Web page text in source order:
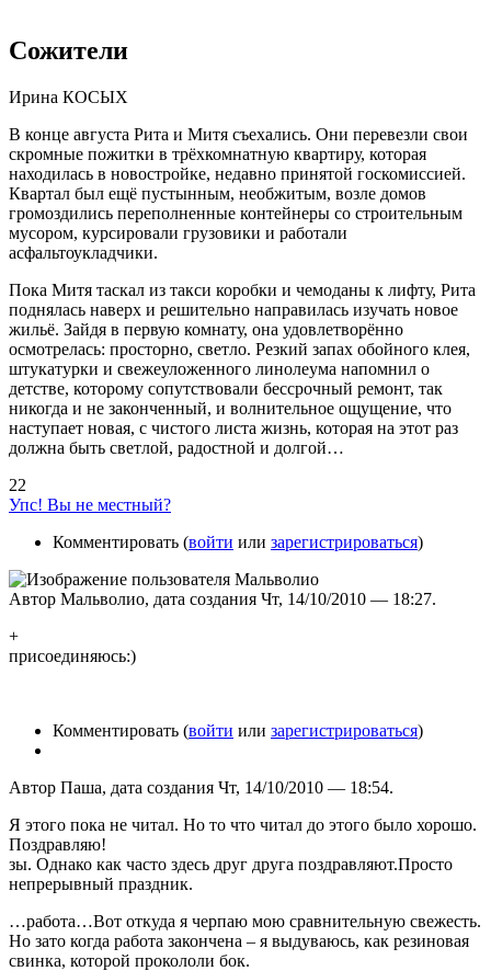
Сожители
Ирина КОСЫХ
В конце августа Рита и Митя съехались. Они перевезли свои
скромные пожитки в трёхкомнатную квартиру, которая
находилась в новостройке, недавно принятой госкомиссией.
Квартал был ещё пустынным, необжитым, возле домов
громоздились переполненные контейнеры со строительным
мусором, курсировали грузовики и работали
асфальтоукладчики.
Пока Митя таскал из такси коробки и чемоданы к лифту, Рита
поднялась наверх и решительно направилась изучать новое
жильё. Зайдя в первую комнату, она удовлетворённо
осмотрелась: просторно, светло. Резкий запах обойного клея,
штукатурки и свежеуложенного линолеума напомнил о
детстве, которому сопутствовали бессрочный ремонт, так
никогда и не законченный, и волнительное ощущение, что
наступает новая, с чистого листа жизнь, которая на этот раз
должна быть светлой, радостной и долгой…
22
Упс! Вы не местный?
Комментировать (войти или зарегистрироваться)
Автор Мальволио, дата создания Чт, 14/10/2010 — 18:27.
+
присоединяюсь:)
Комментировать (войти или зарегистрироваться)
Автор Паша, дата создания Чт, 14/10/2010 — 18:54.
Я этого пока не читал. Но то что читал до этого было хорошо.
Поздравляю!
зы. Однако как часто здесь друг друга поздравляют.Просто
непрерывный праздник.
…работа…Вот откуда я черпаю мою сравнительную свежесть.
Но зато когда работа закончена – я выдуваюсь, как резиновая
свинка, которой прокололи бок.